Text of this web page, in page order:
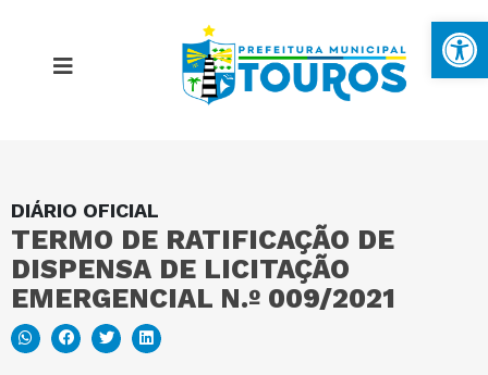
DIÁRIO OFICIAL
TERMO DE RATIFICAÇÃO DE
DISPENSA DE LICITAÇÃO
EMERGENCIAL N.º 009/2021
MAPA DO SITE
PORTAL DA TRANSPARÊNCIA
E-SIC